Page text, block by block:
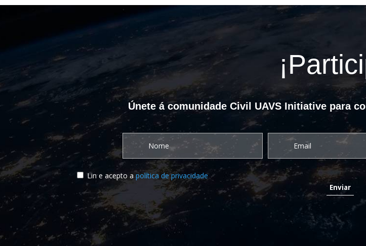
Únete á comunidade Civil UAVS Initiative para
Lin e acepto apolítica de privacidade